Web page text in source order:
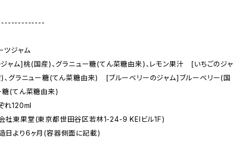
ツジャム
ジャム]桃(国産)、グラニュー糖(てん菜糖由来)、レモン果汁 [いちごのジャ
、グラニュー糖(てん菜糖由来) [ブルーベリーのジャム]ブルーベリー(国
糖(てん菜糖由来)
れ120ml
会社東果堂(東京都世田谷区若林1-24-9 KEIビル1F)
造日より6ヶ月(容器側面に記載)